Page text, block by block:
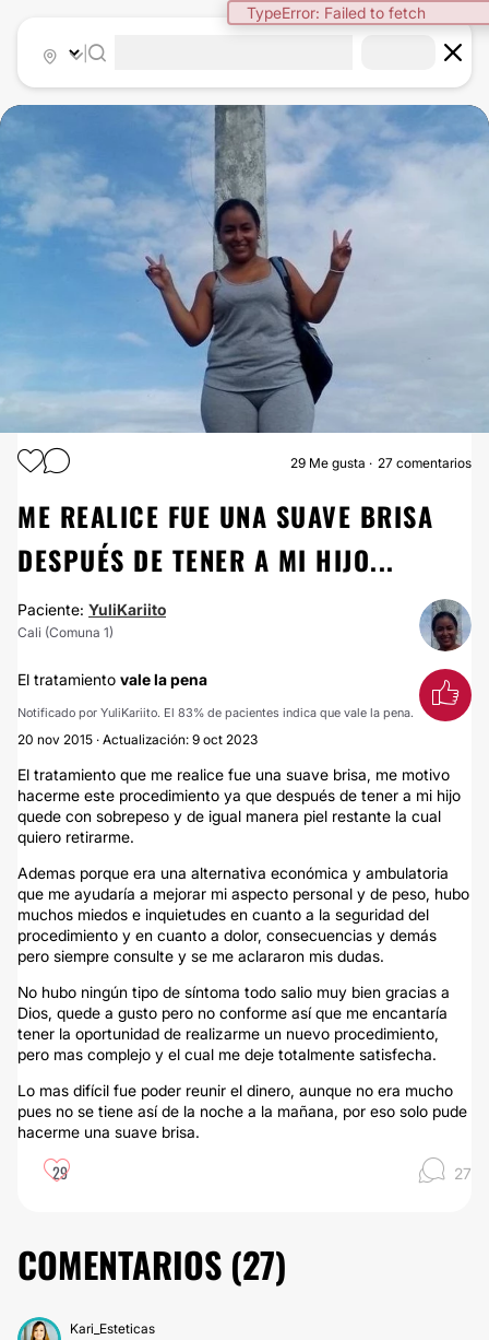
TypeError: Failed to fetch
LIPOSUCCIÓN
29 Me gusta 27 comentarios
ME REALICE FUE UNA SUAVE BRISA
DESPUÉS DE TENER A MI HIJO...
Paciente: YuliKariito
Cali (Comuna 1)
El tratamiento vale la pena
Notificado por YuliKariito. El 83% de pacientes indica que vale la pena.
20 nov 2015 · Actualización: 9 oct 2023
El tratamiento que me realice fue una suave brisa, me motivo
hacerme este procedimiento ya que después de tener a mi hijo
quede con sobrepeso y de igual manera piel restante la cual
quiero retirarme.
Ademas porque era una alternativa económica y ambulatoria
que me ayudaría a mejorar mi aspecto personal y de peso, hubo
muchos miedos e inquietudes en cuanto a la seguridad del
procedimiento y en cuanto a dolor, consecuencias y demás
pero siempre consulte y se me aclararon mis dudas.
No hubo ningún tipo de síntoma todo salio muy bien gracias a
Dios, quede a gusto pero no conforme así que me encantaría
tener la oportunidad de realizarme un nuevo procedimiento,
pero mas complejo y el cual me deje totalmente satisfecha.
Lo mas difícil fue poder reunir el dinero, aunque no era mucho
pues no se tiene así de la noche a la mañana, por eso solo pude
hacerme una suave brisa.
29 27
COMENTARIOS (27)
Kari_Esteticas